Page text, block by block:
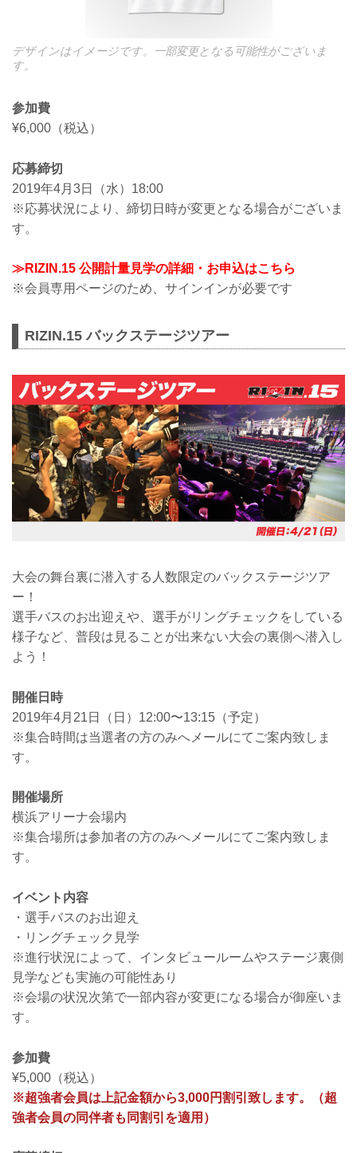
デザインはイメージです。一部変更となる可能性がございま
す。
参加費
¥6,000（税込）
応募締切
2019年4月3日（水）18:00
※応募状況により、締切日時が変更となる場合がございま
す。
≫RIZIN.15 公開計量見学の詳細・お申込はこちら
※会員専用ページのため、サインインが必要です
RIZIN.15 バックステージツアー
大会の舞台裏に潜入する人数限定のバックステージツア
ー！
選手バスのお出迎えや、選手がリングチェックをしている
様子など、普段は見ることが出来ない大会の裏側へ潜入し
よう！
開催日時
2019年4月21日（日）12:00〜13:15（予定）
※集合時間は当選者の方のみへメールにてご案内致しま
す。
開催場所
横浜アリーナ会場内
※集合場所は参加者の方のみへメールにてご案内致しま
す。
イベント内容
・選手バスのお出迎え
・リングチェック見学
※進行状況によって、インタビュールームやステージ裏側
見学なども実施の可能性あり
※会場の状況次第で一部内容が変更になる場合が御座いま
す。
参加費
¥5,000（税込）
※超強者会員は上記金額から3,000円割引致します。（超
強者会員の同伴者も同割引を適用）